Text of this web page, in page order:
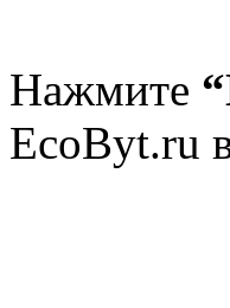
Нажмите
EcoByt.ru